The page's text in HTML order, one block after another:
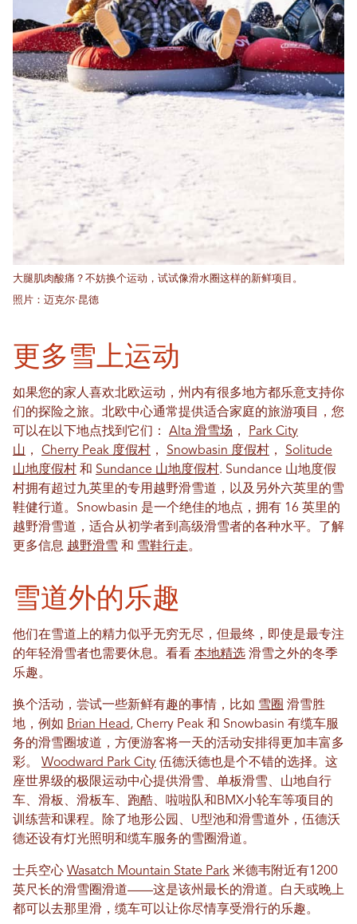
大腿肌肉酸痛？不妨换个运动，试试像滑水圈这样的新鲜项目。
照片：迈克尔·昆德
更多雪上运动
如果您的家人喜欢北欧运动，州内有很多地方都乐意支持你
们的探险之旅。北欧中心通常提供适合家庭的旅游项目，您
可以在以下地点找到它们： Alta 滑雪场 ，
Park City
山 ， Cherry Peak 度假村 ， Snowbasin 度假村 ， Solitude
山地度假村 和 Sundance 山地度假村. Sundance 山地度假
村拥有超过九英里的专用越野滑雪道，以及另外六英里的雪
鞋健行道。Snowbasin 是一个绝佳的地点，拥有 16 英里的
越野滑雪道，适合从初学者到高级滑雪者的各种水平。了解
更多信息 越野滑雪 和 雪鞋行走。
雪道外的乐趣
他们在雪道上的精力似乎无穷无尽，但最终，即使是最专注
的年轻滑雪者也需要休息。看看 本地精选 滑雪之外的冬季
乐趣。
换个活动，尝试一些新鲜有趣的事情，比如 雪圈 滑雪胜
地，例如 Brian Head, Cherry Peak 和 Snowbasin 有缆车服
务的滑雪圈坡道，方便游客将一天的活动安排得更加丰富多
彩。 Woodward Park City 伍德沃德也是个不错的选择。这
座世界级的极限运动中心提供滑雪、单板滑雪、山地自行
车、滑板、滑板车、跑酷、啦啦队和BMX小轮车等项目的
训练营和课程。除了地形公园、U型池和滑雪道外，伍德沃
德还设有灯光照明和缆车服务的雪圈滑道。
士兵空心 Wasatch Mountain State Park 米德韦附近有1200
英尺长的滑雪圈滑道——这是该州最长的滑道。白天或晚上
都可以去那里滑，缆车可以让你尽情享受滑行的乐趣。